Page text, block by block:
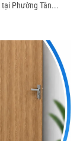
Phường Tân...